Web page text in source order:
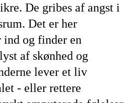
De gribes af angst i
Det er her
ind og finder en
af skønhed og
lever et liv
- eller rettere